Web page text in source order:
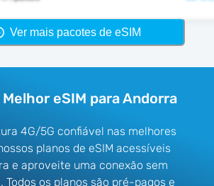
Ver mais pacotes de eSIM
eSIM para Andorra
4G/5G confiável nas melhores
planos de eSIM acessíveis
e aproveite uma conexão sem
Todos os planos são pré-pagos e